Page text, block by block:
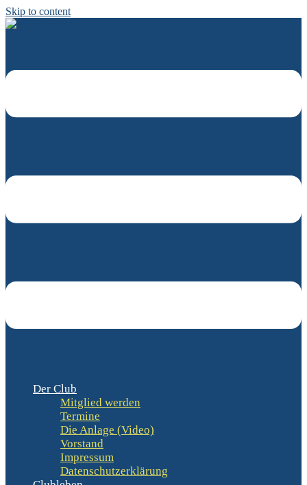
Skip to content
Der Club
Mitglied werden
Termine
Die Anlage (Video)
Vorstand
Impressum
Datenschutzerklärung